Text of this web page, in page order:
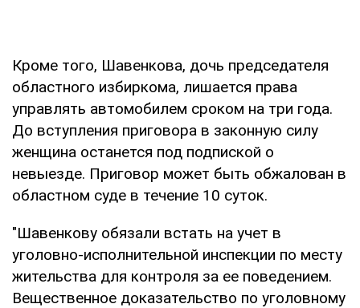
Кроме того, Шавенкова, дочь председателя
областного избиркома, лишается права
управлять автомобилем сроком на три года.
До вступления приговора в законную силу
женщина останется под подпиской о
невыезде. Приговор может быть обжалован в
областном суде в течение 10 суток.
"Шавенкову обязали встать на учет в
уголовно-исполнительной инспекции по месту
жительства для контроля за ее поведением.
Вещественное доказательство по уголовному